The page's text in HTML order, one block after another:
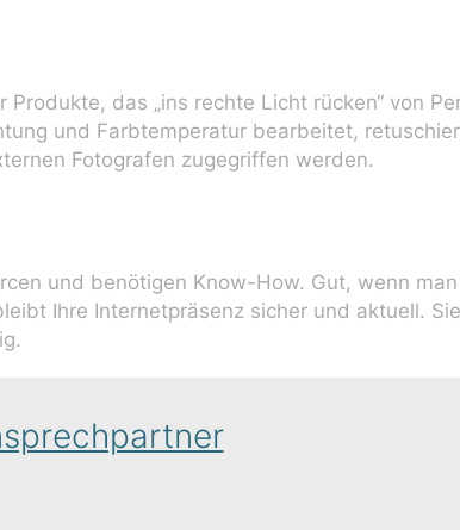
das „ins rechte Licht rücken“ von
und Farbtemperatur bearbeitet,
Fotografen zugegriffen werden.
und benötigen Know-How. Gut, wenn
Ihre Internetpräsenz sicher und aktuell.